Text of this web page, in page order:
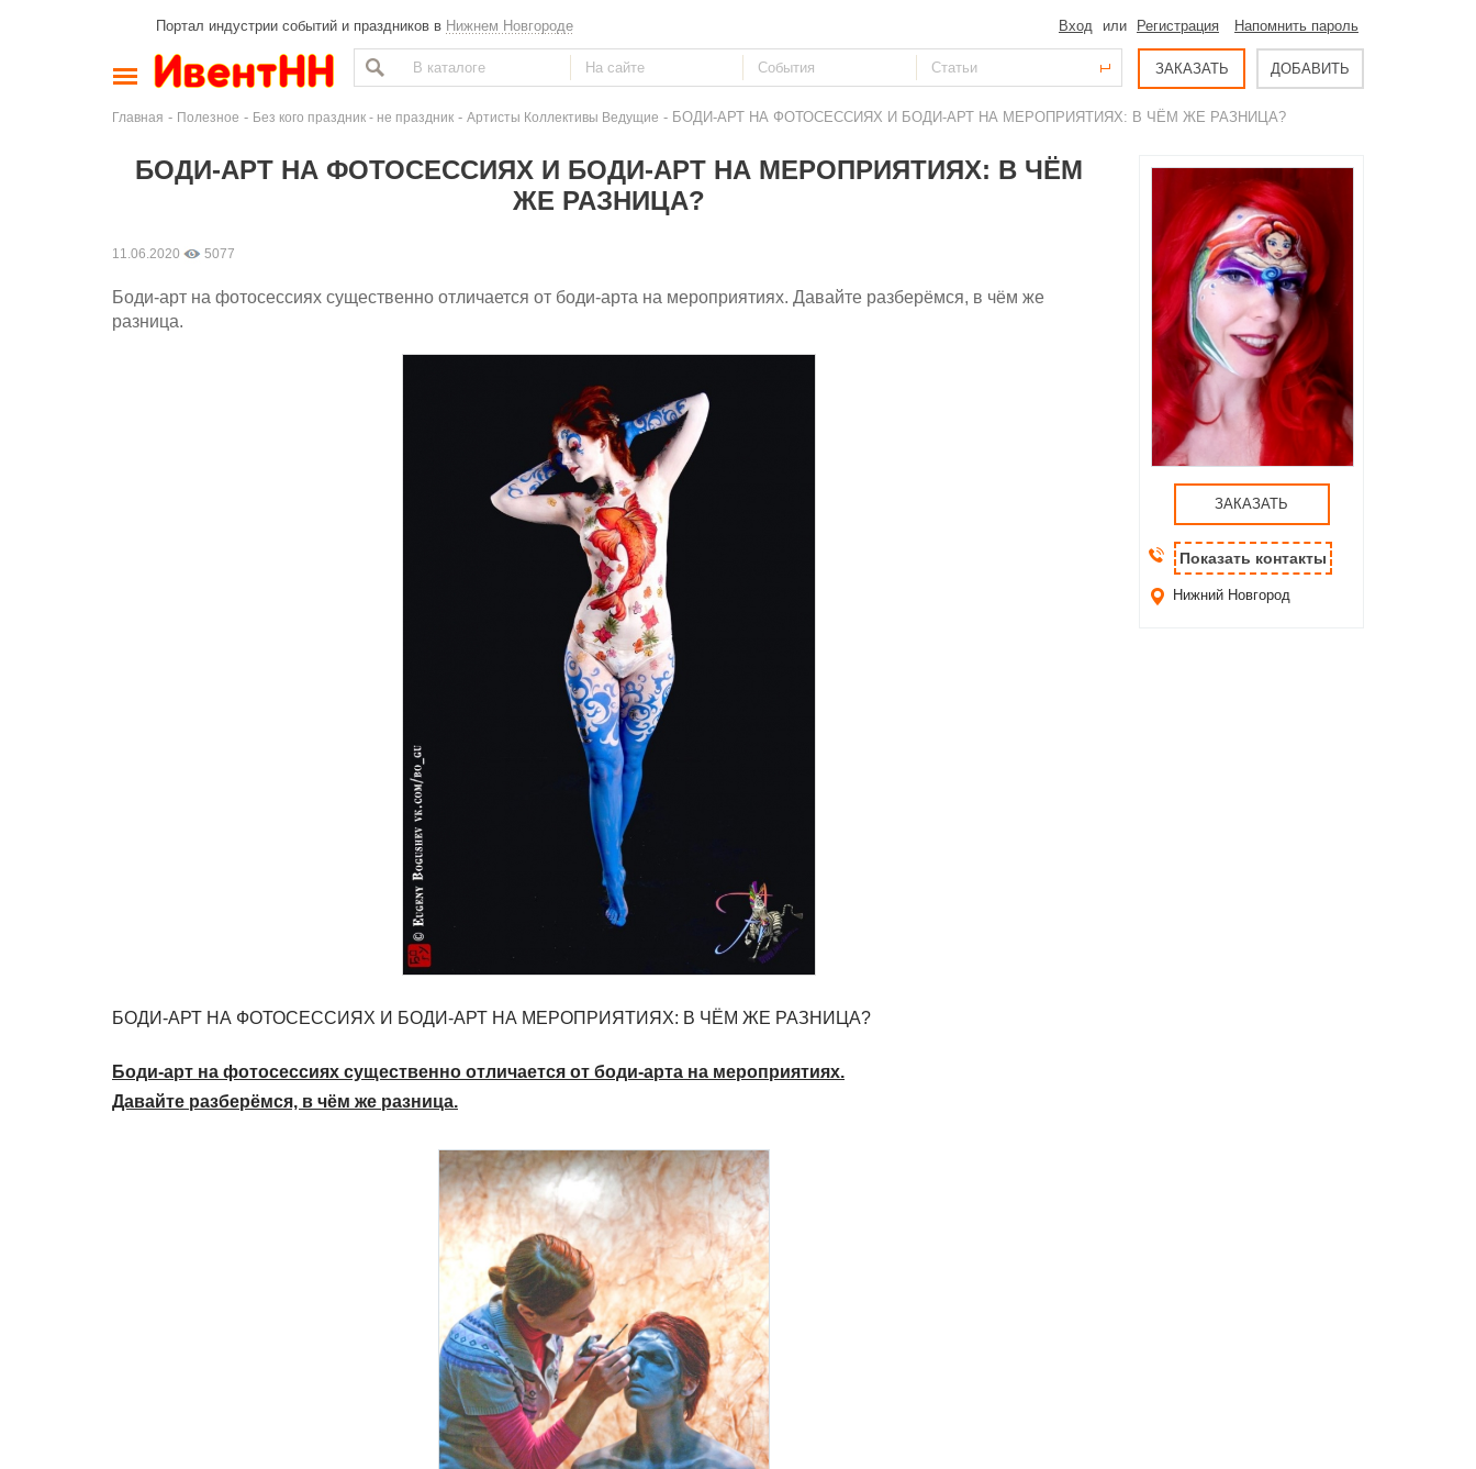
Портал индустрии событий и праздников в Нижнем Новгороде Вход или Регистрация Напомнить пароль
ЗАКАЗАТЬ ДОБАВИТЬ
Главная - Полезное - Без кого праздник - не праздник - Артисты Коллективы Ведущие - БОДИ-АРТ НА ФОТОСЕССИЯХ И БОДИ-АРТ НА МЕРОПРИЯТИЯХ: В ЧЁМ ЖЕ РАЗНИЦА?
БОДИ-АРТ НА ФОТОСЕССИЯХ И БОДИ-АРТ НА МЕРОПРИЯТИЯХ: В ЧЁМ
ЖЕ РАЗНИЦА?
11.06.2020 5077
Боди-арт на фотосессиях существенно отличается от боди-арта на мероприятиях. Давайте разберёмся, в чём же
разница.
БОДИ-АРТ НА ФОТОСЕССИЯХ И БОДИ-АРТ НА МЕРОПРИЯТИЯХ: В ЧЁМ ЖЕ РАЗНИЦА?
Боди-арт на фотосессиях существенно отличается от боди-арта на мероприятиях.
Давайте разберёмся, в чём же разница.
ЗАКАЗАТЬ
Показать контакты
Нижний Новгород